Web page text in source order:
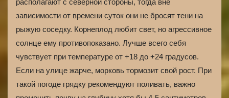
располагают с северной стороны, тогда вне
зависимости от времени суток они не бросят тени на
рыжую соседку. Корнеплод любит свет, но агрессивное
солнце ему противопоказано. Лучше всего себя
чувствует при температуре от +18 до +24 градусов.
Если на улице жарче, морковь тормозит свой рост. При
такой погоде грядку рекомендуют поливать, важно